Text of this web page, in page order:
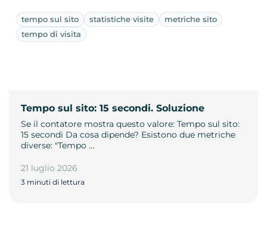
tempo sul sito statistiche visite
metriche sito
tempo di visita
Tempo sul sito: 15 secondi. Soluzione
Se il contatore mostra questo valore: Tempo sul sito:
15 secondi Da cosa dipende? Esistono due metriche
diverse: "Tempo …
21 luglio 2026
3 minuti di lettura